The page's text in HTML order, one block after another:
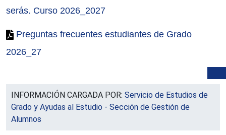
serás. Curso 2026_2027
Preguntas frecuentes estudiantes de Grado
2026_27
INFORMACIÓN CARGADA POR: Servicio de Estudios de
Grado y Ayudas al Estudio - Sección de Gestión de
Alumnos